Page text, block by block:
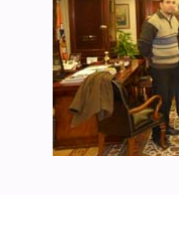
شكر وتقدير
لوحة الشرف
شهادات جودة ISO
الواحة
رياضة
خواطر ايمانية
طبيب الاسرة